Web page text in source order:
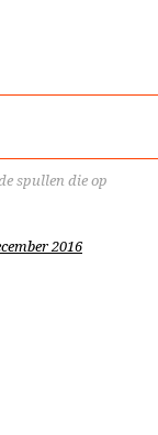
spullen die op
2016